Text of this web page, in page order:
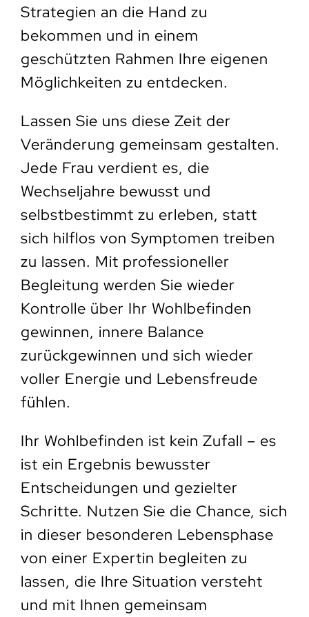
Strategien an die Hand zu
bekommen und in einem
geschützten Rahmen Ihre eigenen
Möglichkeiten zu entdecken.
Lassen Sie uns diese Zeit der
Veränderung gemeinsam gestalten.
Jede Frau verdient es, die
Wechseljahre bewusst und
selbstbestimmt zu erleben, statt
sich hilflos von Symptomen treiben
zu lassen. Mit professioneller
Begleitung werden Sie wieder
Kontrolle über Ihr Wohlbefinden
gewinnen, innere Balance
zurückgewinnen und sich wieder
voller Energie und Lebensfreude
fühlen.
Ihr Wohlbefinden ist kein Zufall – es
ist ein Ergebnis bewusster
Entscheidungen und gezielter
Schritte. Nutzen Sie die Chance, sich
in dieser besonderen Lebensphase
von einer Expertin begleiten zu
lassen, die Ihre Situation versteht
und mit Ihnen gemeinsam